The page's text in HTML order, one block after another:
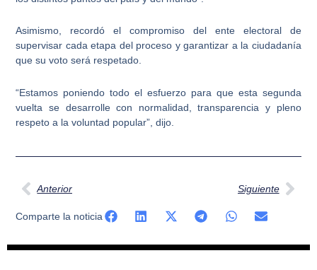
Asimismo, recordó el compromiso del ente electoral de
supervisar cada etapa del proceso y garantizar a la ciudadanía
que su voto será respetado.
“Estamos poniendo todo el esfuerzo para que esta segunda
vuelta se desarrolle con normalidad, transparencia y pleno
respeto a la voluntad popular”, dijo.
Ant
Anterior Siguiente
Comparte la noticia